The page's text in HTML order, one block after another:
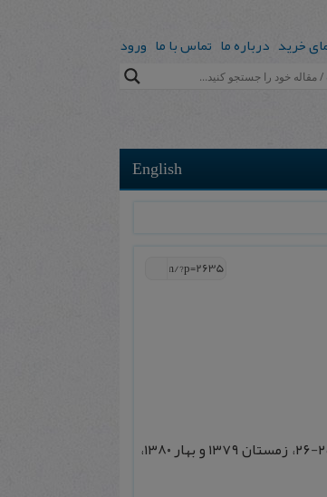
خرید درباره ما تماس با ما ورود
English
لگنهاوسن، محمد، ” گناه ایمان گرایی “، ترجمه محمود موسوی، نقد و نظر، سال هفتم، شماره ۲۵-۲۶، زمستان ۱۳۷۹ و بهار ۱۳۸۰،